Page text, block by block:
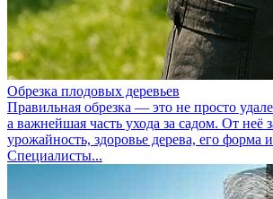
Обрезка плодовых деревьев
Правильная обрезка — это не просто
а важнейшая часть ухода за садом. От неё
урожайность, здоровье дерева, его форма
Специалисты...